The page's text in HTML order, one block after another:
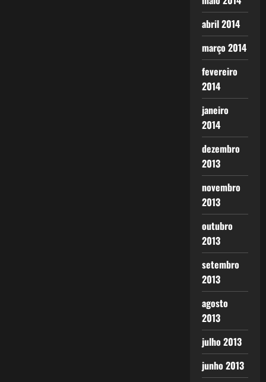
abril 2014
março 2014
fevereiro
2014
janeiro
2014
dezembro
2013
novembro
2013
outubro
2013
setembro
2013
agosto
2013
julho 2013
junho 2013